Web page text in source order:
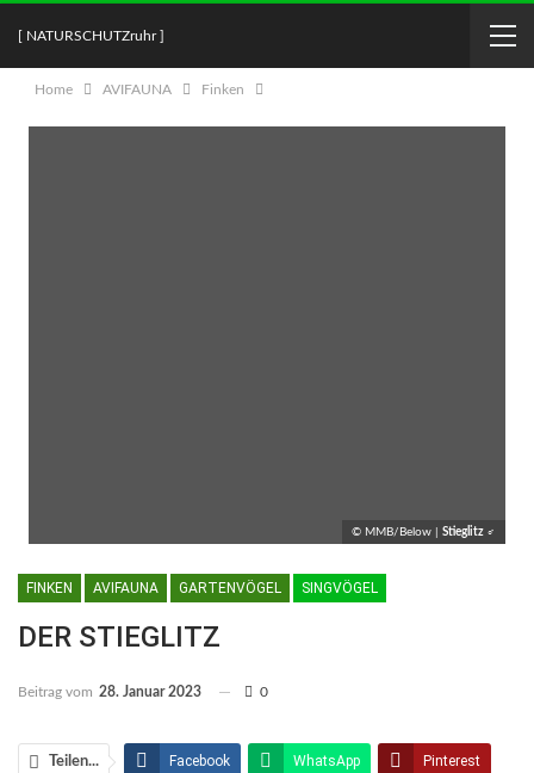
[ NATURSCHUTZruhr ]
Home AVIFAUNA Finken
© MMB/Below | Stieglitz ♂
FINKEN AVIFAUNA GARTENVÖGEL SINGVÖGEL
DER STIEGLITZ
Beitrag vom 28. Januar 2023 0
Teilen... Facebook WhatsApp Pinterest